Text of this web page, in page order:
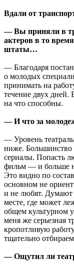
Вдали от
— Вы приняли в
актеров в то
штаты…
— Благодаря
о молодых
принимать на
течение двух дней.
на что способны.
— И что за
— Уровень
ниже. Большинство
сериалы. Попасть
фильм — и больше
Это видно по
основном не
и не любят. Думают
месте, где может
общем культурном
меня же серьезная
кропотливую
тщательно
— Ощутил ли